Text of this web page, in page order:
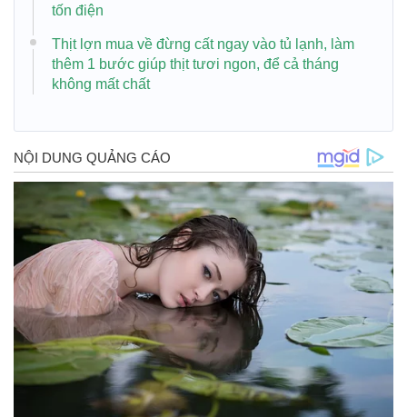
tốn điện
Thịt lợn mua về đừng cất ngay vào tủ lạnh, làm
thêm 1 bước giúp thịt tươi ngon, để cả tháng
không mất chất